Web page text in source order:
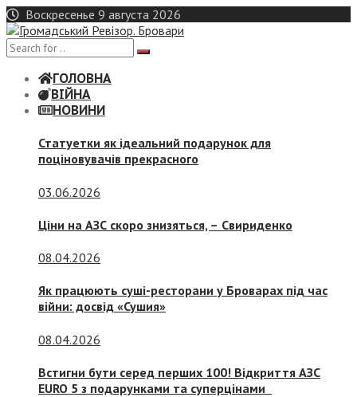
Skip
to
content
Воскресенье 9 августа 2026
ГОЛОВНА
ВІЙНА
НОВИНИ
Статуетки як ідеальний подарунок для
поціновувачів прекрасного
03.06.2026
Ціни на АЗС скоро знизяться, – Свириденко
08.04.2026
Як працюють суші-ресторани у Броварах під час
війни: досвід «Сушия»
08.04.2026
Встигни бути серед перших 100! Відкриття АЗС
EURO 5 з подарунками та суперцінами